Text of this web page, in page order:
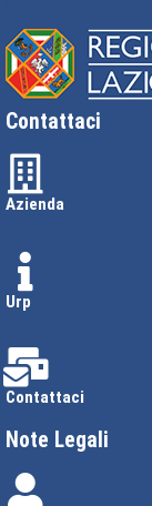
Contattaci
Azienda
Urp
Contattaci
Note Legali